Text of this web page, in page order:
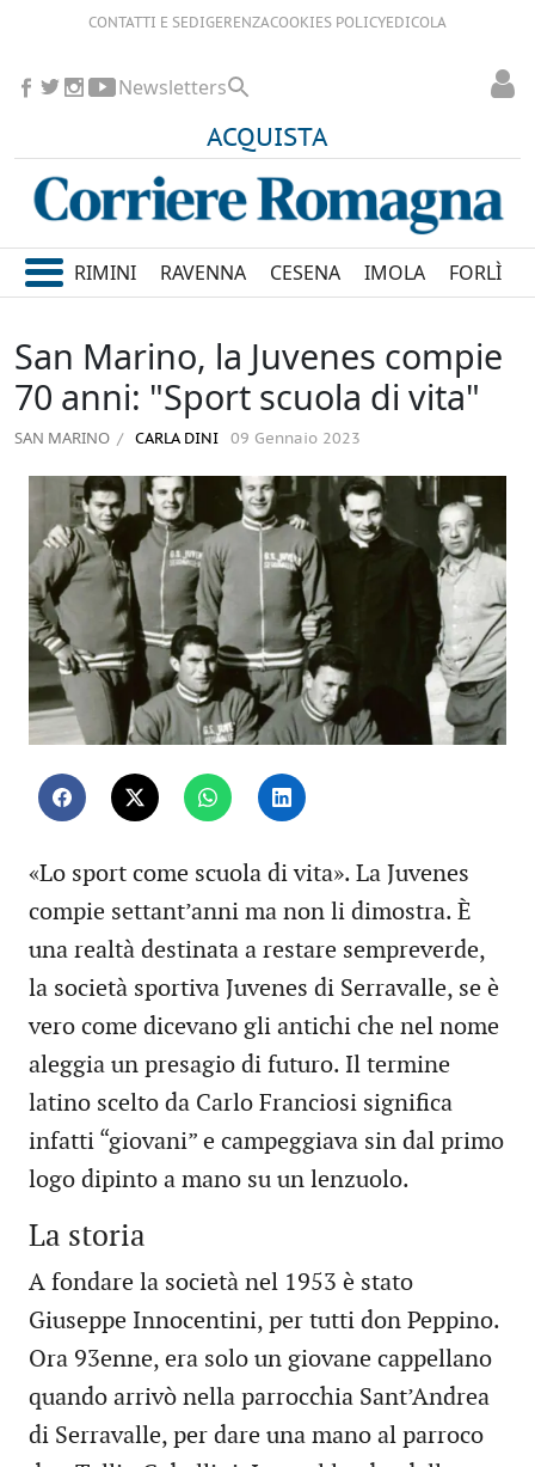
CONTATTI E SEDIGERENZACOOKIES POLICYEDICOLA
ACQUISTA
Newsletters
RIMINI RAVENNA CESENA IMOLA FORLÌ
San Marino, la Juvenes compie
70 anni: "Sport scuola di vita"
SAN MARINO CARLA DINI 09 Gennaio 2023
«Lo sport come scuola di vita». La Juvenes
compie settant’anni ma non li dimostra. È
una realtà destinata a restare sempreverde,
la società sportiva Juvenes di Serravalle, se è
vero come dicevano gli antichi che nel nome
aleggia un presagio di futuro. Il termine
latino scelto da Carlo Franciosi significa
infatti “giovani” e campeggiava sin dal primo
logo dipinto a mano su un lenzuolo.
La storia
A fondare la società nel 1953 è stato
Giuseppe Innocentini, per tutti don Peppino.
Ora 93enne, era solo un giovane cappellano
quando arrivò nella parrocchia Sant’Andrea
di Serravalle, per dare una mano al parroco